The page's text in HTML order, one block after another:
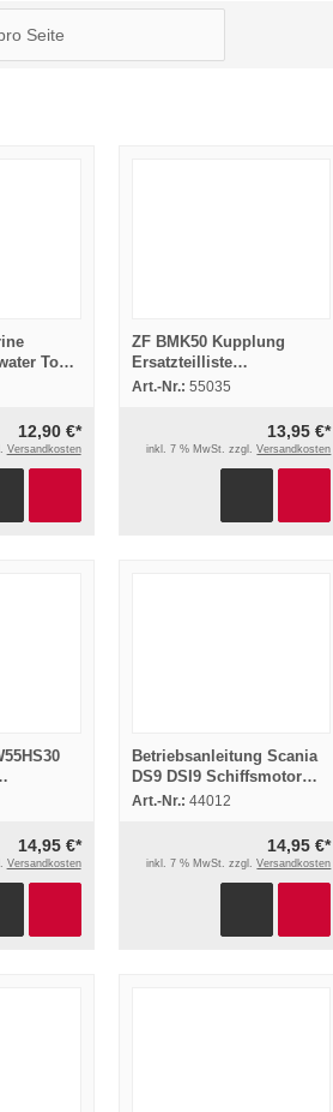
Tour
2002
12,90 €*
Versandkosten
ZF BMK50 Kupplung
Ersatzteilliste
Ersatzteilkatalog Spare
Art.-Nr.: 55035
13,95 €*
inkl. 7 % MwSt. zzgl.Versandkosten
14,95 €*
Versandkosten
Betriebsanleitung Scania
DS9 DSI9 Schiffsmotor
Wartung 1994
Art.-Nr.: 44012
14,95 €*
inkl. 7 % MwSt. zzgl.Versandkosten